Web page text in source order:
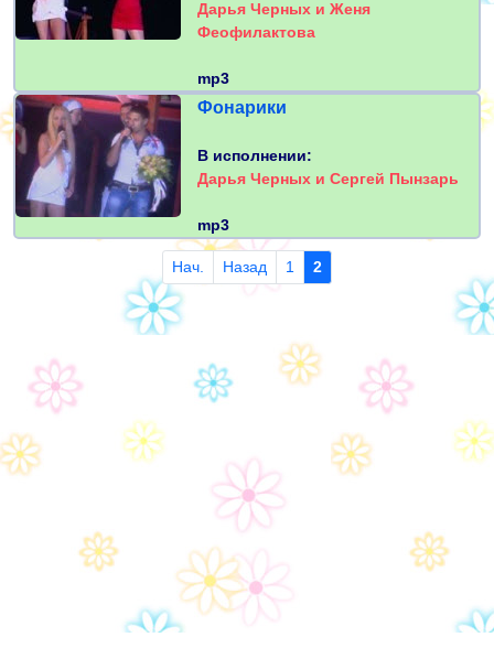
Дарья Черных и Женя
Феофилактова
mp3
Фонарики
В исполнении:
Дарья Черных и Сергей Пынзарь
mp3
Нач. Назад 1 2